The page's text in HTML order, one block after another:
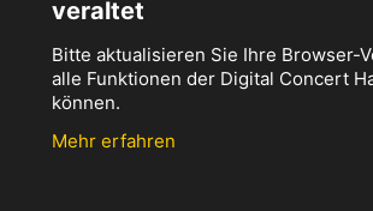
veraltet
Bitte aktualisieren Sie Ihre Browser-
alle Funktionen der Digital Concert
können.
Mehr erfahren